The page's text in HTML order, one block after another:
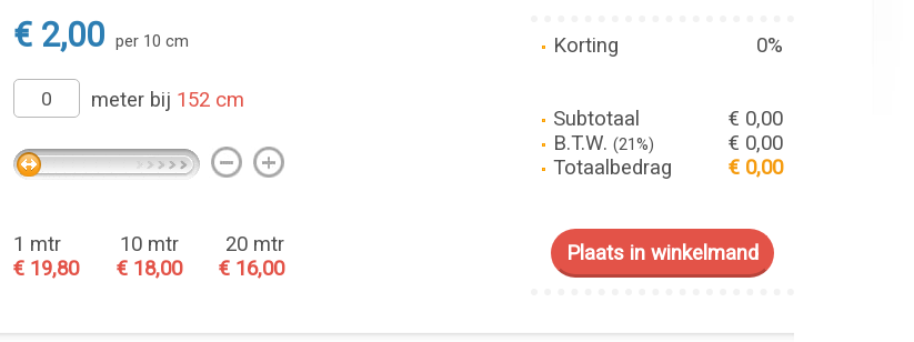
€ 2,00 per 10 cm
meter bij 152 cm
1 mtr
€ 19,80
10 mtr
€ 18,00
20 mtr
€ 16,00
Korting 0%
Subtotaal
€ 0,00
B.T.W. (21%)
€ 0,00
Totaalbedrag
€ 0,00